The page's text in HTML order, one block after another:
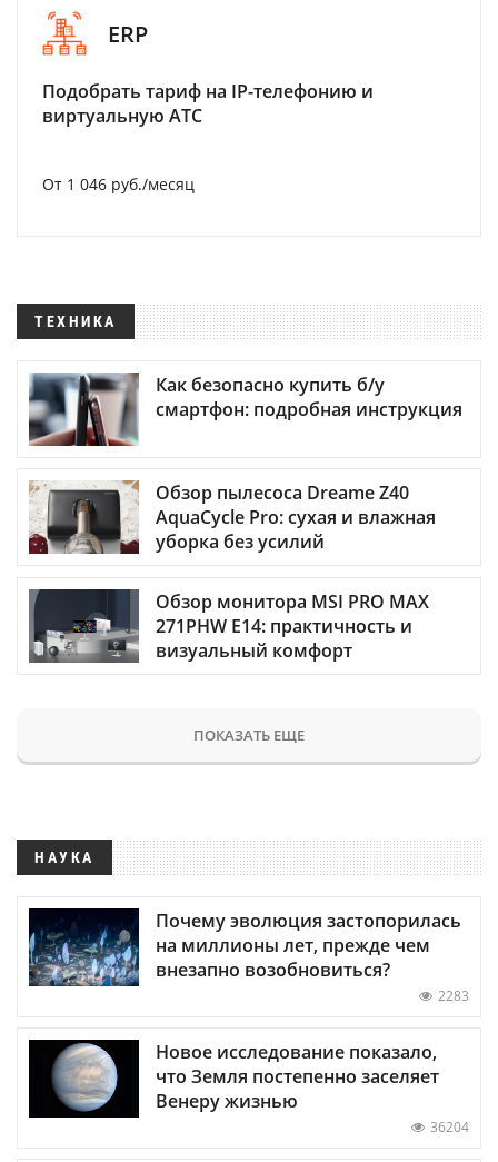
ERP
Подобрать тариф на IP-телефонию и
виртуальную АТС
От 1 046 руб./месяц
ТЕХНИКА
Как безопасно купить б/у
смартфон: подробная инструкция
Обзор пылесоса Dreame Z40
AquaCycle Pro: сухая и влажная
уборка без усилий
Обзор монитора MSI PRO MAX
271PHW E14: практичность и
визуальный комфорт
ПОКАЗАТЬ ЕЩЕ
НАУКА
Почему эволюция застопорилась
на миллионы лет, прежде чем
внезапно возобновиться?
2283
Новое исследование показало,
что Земля постепенно заселяет
Венеру жизнью
36204